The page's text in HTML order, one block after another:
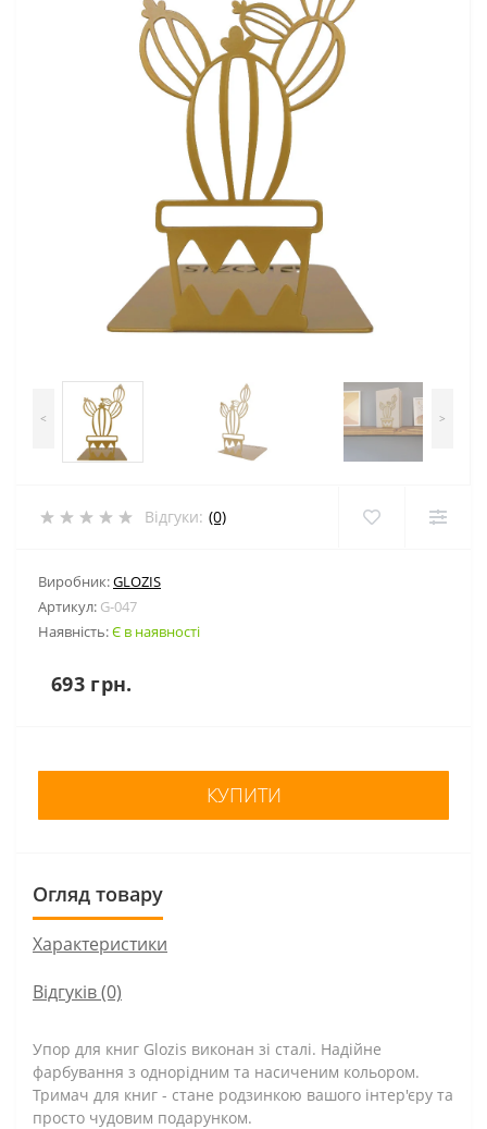
< >
Відгуки: (0)
Виробник:GLOZIS
Артикул: G-047
Наявність:Є в наявності
693 грн.
КУПИТИ
Огляд товару
Характеристики
Відгуків (0)
Упор для книг Glozis виконан зі сталі. Надійне
фарбування з однорідним та насиченим кольором.
Тримач для книг - стане родзинкою вашого інтер'єру та
просто чудовим подарунком.